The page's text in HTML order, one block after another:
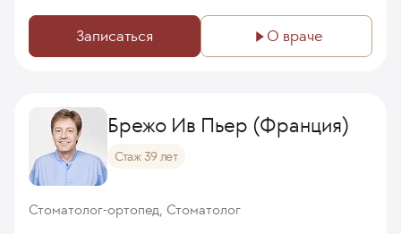
Записаться О враче
Брежо Ив Пьер (Франция)
Стаж 39 лет
Стоматолог-ортопед, Стоматолог